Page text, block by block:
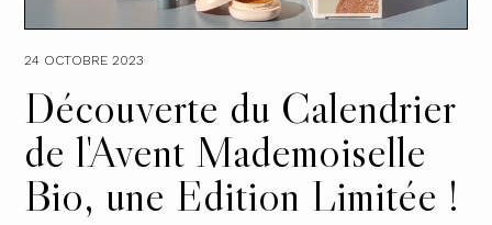
24 OCTOBRE 2023
Découverte du Calendrier
de l'Avent Mademoiselle
Bio, une Edition Limitée !